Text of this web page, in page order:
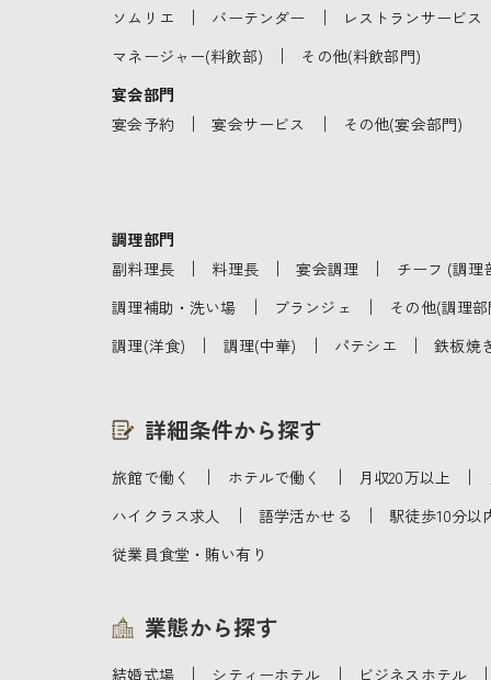
ソムリエ
｜ バーテンダー ｜
レストランサービス
マネージャー(料飲部)
｜
その他(料飲部門)
宴会部門
宴会予約
｜ 宴会サービス ｜ その他(宴会部門)
調理部門
副料理長
｜ 料理長 ｜ 宴会調理 ｜
チーフ (調理
調理補助・洗い場
｜ ブランジェ ｜
その他(調理
調理(洋食)
｜ 調理(中華) ｜ パテシエ ｜ 鉄板焼
詳細条件から探す
旅館で働く ｜ ホテルで働く ｜ 月収20万以上 ｜
ハイクラス求人
｜ 語学活かせる ｜
駅徒歩10分以
従業員食堂・賄い有り
業態から探す
結婚式場 ｜ シティーホテル ｜ ビジネスホテル